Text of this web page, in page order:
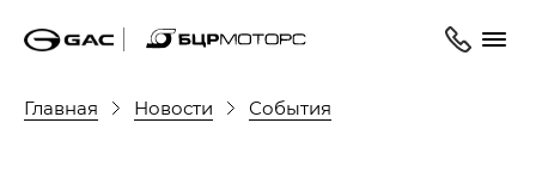
Главная Новости События